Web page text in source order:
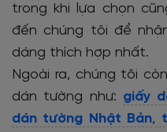
trong khi lựa chọn
đến chúng tôi để
dáng thích hợp nhất.
Ngoài ra, chúng tôi
dán tường như: giấy
dán tường Nhật Bản,